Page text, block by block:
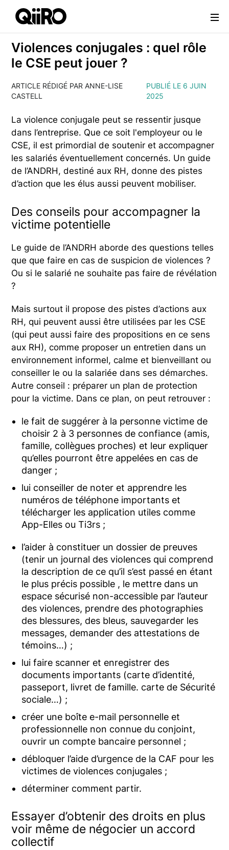
Webflow Homepage
Violences conjugales : quel rôle
le CSE peut jouer ?
ARTICLE RÉDIGÉ PAR ANNE-LISE
CASTELL
PUBLIÉ LE 6 JUIN
2025
La violence conjugale peut se ressentir jusque
dans l’entreprise. Que ce soit l'employeur ou le
CSE, il est primordial de soutenir et accompagner
les salariés éventuellement concernés. Un guide
de l’ANDRH, destiné aux RH, donne des pistes
d’action que les élus aussi peuvent mobiliser.
Des conseils pour accompagner la
victime potentielle
Le guide de l’ANDRH aborde des questions telles
que que faire en cas de suspicion de violences ?
Ou si le salarié ne souhaite pas faire de révélation
?
Mais surtout il propose des pistes d’actions aux
RH, qui peuvent aussi être utilisées par les CSE
(qui peut aussi faire des propositions en ce sens
aux RH), comme proposer un entretien dans un
environnement informel, calme et bienveillant ou
conseiller le ou la salariée dans ses démarches.
Autre conseil : préparer un plan de protection
pour la victime. Dans ce plan, on peut retrouver :
le fait de suggérer à la personne victime de
choisir 2 à 3 personnes de confiance (amis,
famille, collègues proches) et leur expliquer
qu’elles pourront être appelées en cas de
danger ;
lui conseiller de noter et apprendre les
numéros de téléphone importants et
télécharger les application utiles comme
App-Elles ou Ti3rs ;
l’aider à constituer un dossier de preuves
(tenir un journal des violences qui comprend
la description de ce qu’il s’est passé en étant
le plus précis possible , le mettre dans un
espace sécurisé non-accessible par l’auteur
des violences, prendre des photographies
des blessures, des bleus, sauvegarder les
messages, demander des attestations de
témoins…) ;
lui faire scanner et enregistrer des
documents importants (carte d’identité,
passeport, livret de famille. carte de Sécurité
sociale…) ;
créer une boîte e-mail personnelle et
professionnelle non connue du conjoint,
ouvrir un compte bancaire personnel ;
débloquer l’aide d’urgence de la CAF pour les
victimes de violences conjugales ;
déterminer comment partir.
Essayer d’obtenir des droits en plus
voir même de négocier un accord
collectif